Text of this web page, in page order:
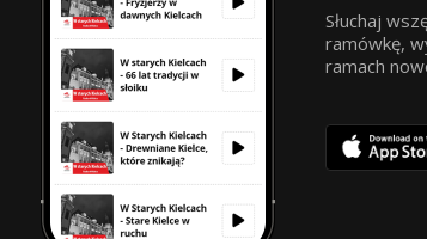
Słuchaj
ramówkę,
ramach